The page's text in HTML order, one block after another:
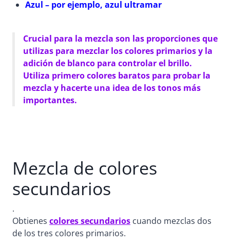
Azul – por ejemplo, azul ultramar
Crucial para la mezcla son las proporciones que
utilizas para mezclar los colores primarios y la
adición de blanco para controlar el brillo.
Utiliza primero colores baratos para probar la
mezcla y hacerte una idea de los tonos más
importantes.
Mezcla de colores
secundarios
.
Obtienes colores secundarios cuando mezclas dos
de los tres colores primarios.